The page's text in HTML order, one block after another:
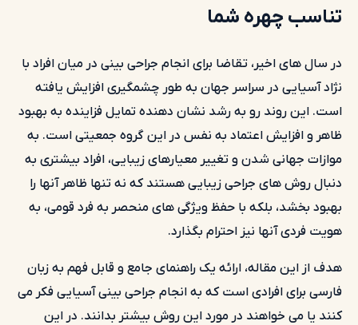
تناسب چهره شما
در سال های اخیر، تقاضا برای انجام جراحی بینی در میان افراد با
نژاد آسیایی در سراسر جهان به طور چشمگیری افزایش یافته
است. این روند رو به رشد نشان دهنده تمایل فزاینده به بهبود
ظاهر و افزایش اعتماد به نفس در این گروه جمعیتی است. به
موازات جهانی شدن و تغییر معیارهای زیبایی، افراد بیشتری به
دنبال روش های جراحی زیبایی هستند که نه تنها ظاهر آنها را
بهبود بخشد، بلکه با حفظ ویژگی های منحصر به فرد قومی، به
هویت فردی آنها نیز احترام بگذارد.
هدف از این مقاله، ارائه یک راهنمای جامع و قابل فهم به زبان
فارسی برای افرادی است که به انجام جراحی بینی آسیایی فکر می
کنند یا می خواهند در مورد این روش بیشتر بدانند. در این